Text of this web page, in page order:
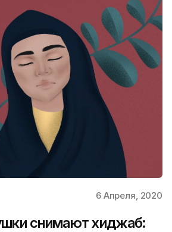
6 Апреля, 2020
снимают хиджаб: